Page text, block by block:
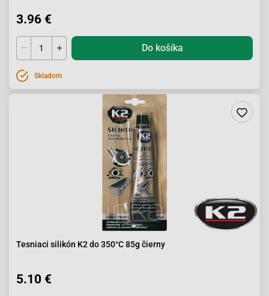
3.96 €
Do košíka
Skladom
Tesniaci silikón K2 do 350°C 85g čierny
5.10 €